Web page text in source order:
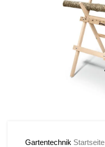
Gartentechnik Startseite